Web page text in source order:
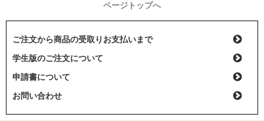
ページトップへ
ご注文から商品の受取りお支払いまで
学生版のご注文について
申請書について
お問い合わせ